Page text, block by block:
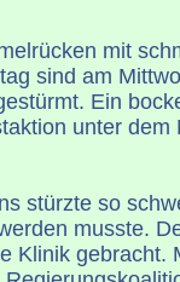
mit
sind am
Ein
unter dem
stürzte so
musste.
Klinik gebracht.